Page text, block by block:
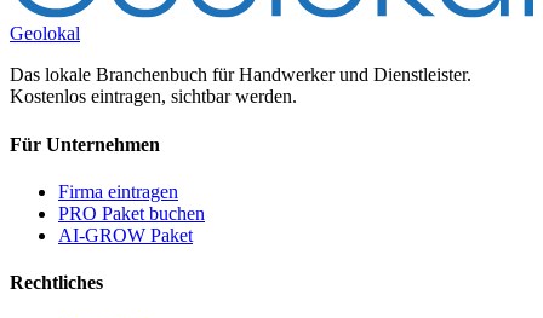
Geolokal
Das lokale Branchenbuch für Handwerker und Dienstleister.
Kostenlos eintragen, sichtbar werden.
Für Unternehmen
Firma eintragen
PRO Paket buchen
AI-GROW Paket
Rechtliches